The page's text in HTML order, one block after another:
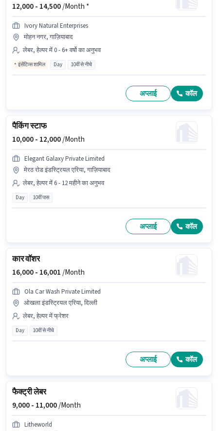
12,000 - 14,500/Month *
Ivory Natural Enterprises
मोहन नगर, गाज़ियाबाद
लेबर, हेल्पर में 0 - 6+ वर्षो का अनुभव
इंसेंटिव्स शामिल Day 10वीं से नीचे
अप्लाई कॉल
पैकिंग स्टाफ
10,000 - 12,000/Month
Elegant Galaxy Private Limited
मेरठ रोड इंडस्ट्रियल एरिया, गाज़ियाबाद
लेबर, हेल्पर में 6 - 12 महीने का अनुभव
Day 10वीं पास
अप्लाई कॉल
कार वॉशर
16,000 - 16,001/Month
Ola Car Wash Private Limited
ओखला इंडस्ट्रियल एरिया, दिल्ली
लेबर, हेल्पर में फ्रेशर
Day 10वीं से नीचे
अप्लाई कॉल
फैक्ट्री लेबर
9,000 - 11,000/Month
Litheworld